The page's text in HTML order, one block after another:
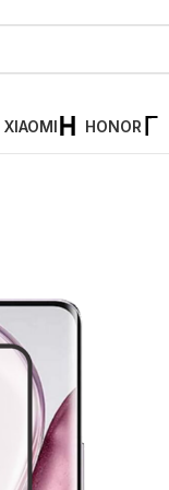
XIAOMI HONOR
Honor Magic 7 Lite